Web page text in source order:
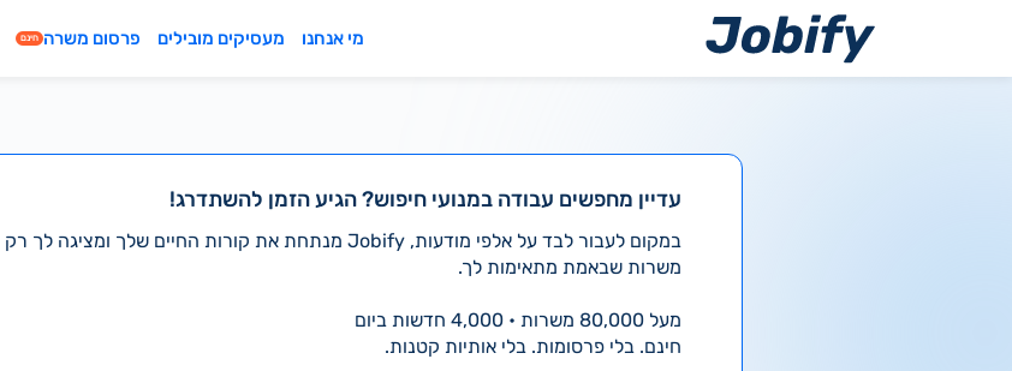
מי אנחנו מעסיקים מובילים פרסום משרה חינם
עדיין מחפשים עבודה במנועי חיפוש? הגיע הזמן להשתדרג!
במקום לעבור לבד על אלפי מודעות, Jobify מנתחת את קורות החיים שלך ומציגה לך רק
משרות שבאמת מתאימות לך.
מעל 80,000 משרות • 4,000 חדשות ביום
חינם. בלי פרסומות. בלי אותיות קטנות.